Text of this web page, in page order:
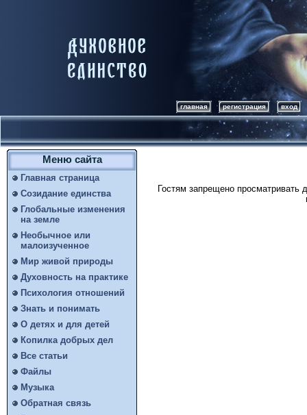
главная регистрация вход
Меню сайта
Главная страница
Созидание единства
Глобальные изменения
на земле
Необычное или
малоизученное
Мир живой природы
Духовность на практике
Психология отношений
Знать и понимать
О детях и для детей
Копилка добрых дел
Все статьи
Файлы
Музыка
Обратная связь
Гостям запрещено просматривать